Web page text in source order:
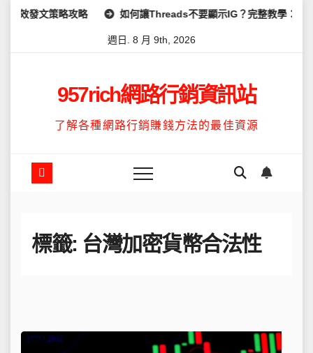
Skip
發文策略攻略 如何讓Threads不要顯示IG？完整教學：高效管
週日. 8 月 9th, 2026
957rich網路行銷資訊站
了解各種網路行銷賺錢方法的最佳資源
標籤: 台灣加密貨幣合法性